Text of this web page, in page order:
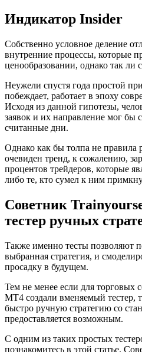
Индикатор Insider
Собственно условное деление
внутренние процессы, которые
ценообразовании, однако так ли
Неужели спустя года простой
побеждает, работает в эпоху
Исходя из данной гипотезы,
заявок и их направление мог бы
считанные дни.
Однако как бы толпа не правила
очевиден тренд, к сожалению,
процентов трейдеров, которые
либо те, кто сумел к ним
Советник
тестер ручных
Также именно тесты позволяют
выбранная стратегия, и
просадку в будущем.
Тем не менее если для торговых
МТ4 создали вменяемый тестер,
быстро ручную стратегию со
предоставляется возможным.
С одним из таких простых
познакомитесь в этой статье.